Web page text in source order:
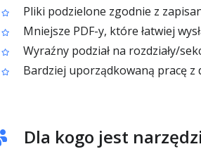
Pliki podzielone zgodnie z
Mniejsze PDF-y, które łatwiej
Wyraźny podział na rozdziały/
Bardziej uporządkowaną pracę z
Dla kogo jest